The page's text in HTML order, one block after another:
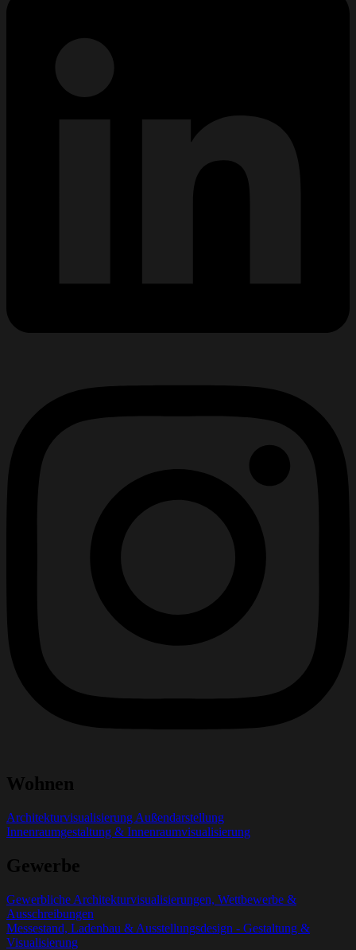
Wohnen
Architekturvisualisierung Außendarstellung
Innenraumgestaltung & Innenraumvisualisierung
Gewerbe
Gewerbliche Architekturvisualisierungen, Wettbewerbe &
Ausschreibungen
Messestand, Ladenbau & Ausstellungsdesign - Gestaltung &
Visualisierung